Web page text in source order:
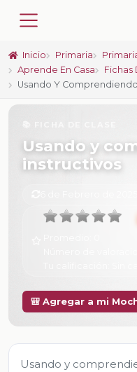
Inicio Primaria
Aprende En Casa
Fichas
Usando Y
Usando y
instructivos
6 de Febrero de 2025
🎒 Agregar a mi
Usando y